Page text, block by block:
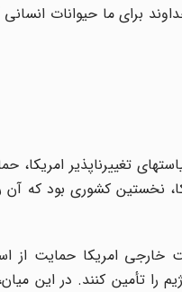
برای ما حیوانات
تغییرناپذیر امریکا،
نخستین کشوری بود که
امریکا حمایت از
را تأمین کنند. در این